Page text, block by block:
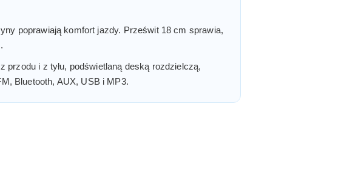
poprawiają komfort jazdy. Prześwit 18 cm sprawia,
i z tyłu, podświetlaną deską rozdzielczą,
Bluetooth, AUX, USB i MP3.